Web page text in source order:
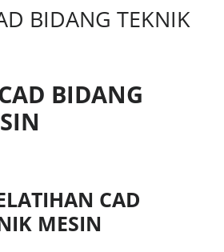
BIDANG TEKNIK
BIDANG
CAD
MESIN